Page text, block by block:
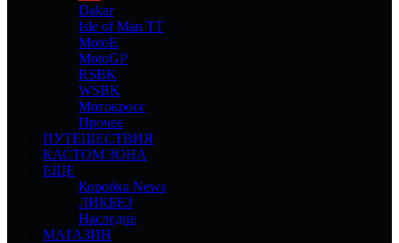
Dakar
Isle of Man TT
MotoE
MotoGP
RSBK
WSBK
Мотокросс
Прочее
ПУТЕШЕСТВИЯ
КАСТОМ ЗОНА
ЕЩЕ
Коробка News
ЛИКБЕЗ
Наследие
МАГАЗИН